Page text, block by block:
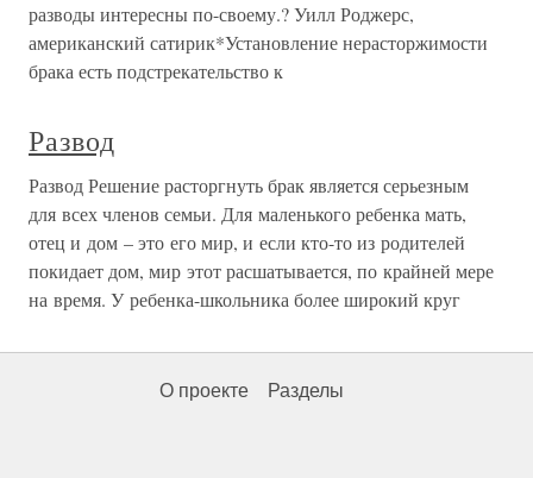
разводы интересны по-своему.? Уилл Роджерс,
американский сатирик*Установление нерасторжимости
брака есть подстрекательство к
Развод
Развод Решение расторгнуть брак является серьезным
для всех членов семьи. Для маленького ребенка мать,
отец и дом – это его мир, и если кто-то из родителей
покидает дом, мир этот расшатывается, по крайней мере
на время. У ребенка-школьника более широкий круг
О проекте Разделы